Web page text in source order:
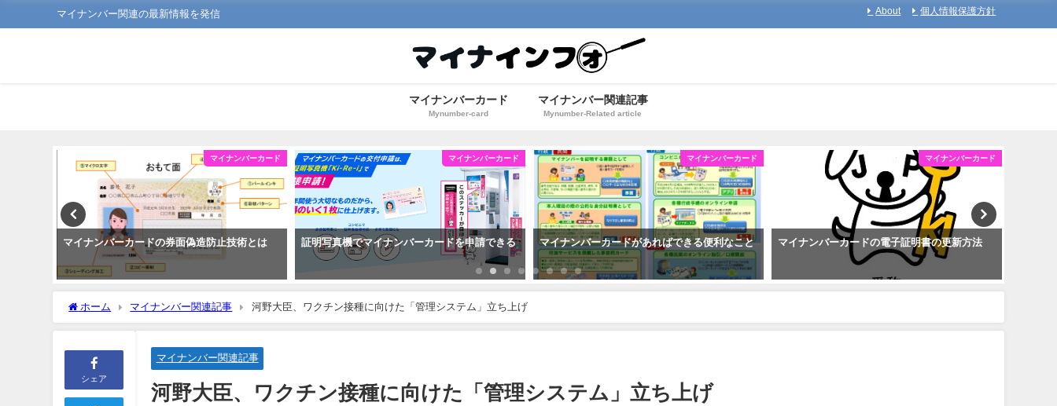
マイナンバー関連の最新情報を発信 About 個人情報保護方針
マイナンバーカード
Mynumber-card
マイナンバー関連記事
Mynumber-Related article
マイナンバーカード
マイナンバーカードの券面偽造防止技術とは
マイナンバーカード
証明写真機でマイナンバーカードを申請できる
マイナンバーカード
マイナンバーカードがあればできる便利なこと
マイナンバーカード
マイナンバーカードの電子証明書の更新方法
ホーム マイナンバー関連記事 河野大臣、ワクチン接種に向けた「管理システム」立ち上げ
シェア
マイナンバー関連記事
河野大臣、ワクチン接種に向けた「管理システム」立ち上げ